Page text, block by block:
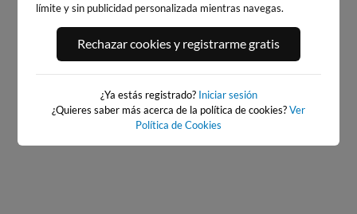
PORT ANDRATX
95km · Andratx
PLAYA EL MASNOU
0.0 m PLATO
límite y sin publicidad personalizada mientras navegas.
Rechazar cookies y registrarme gratis
¿Ya estás registrado? Iniciar sesión
¿Quieres saber más acerca de la política de cookies?Ver
Política de Cookies